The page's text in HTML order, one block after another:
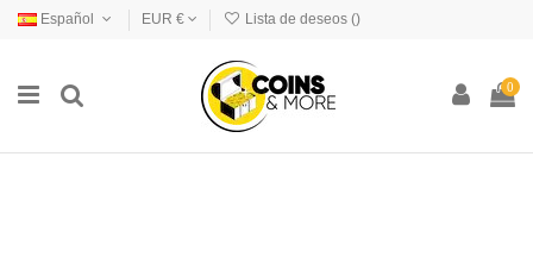
Español EUR € Lista de deseos ()
0